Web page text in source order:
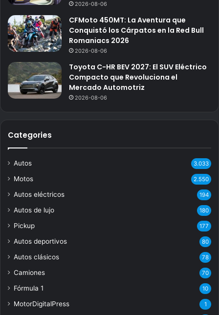
2026-08-06
CFMoto 450MT: La Aventura que
Conquistó los Cárpatos en la Red Bull
Romaniacs 2026
2026-08-06
Toyota C-HR BEV 2027: El SUV Eléctrico
Compacto que Revoluciona el
Mercado Automotriz
2026-08-06
Categories
Autos 3.033
Motos 2.550
Autos eléctricos 194
Autos de lujo 180
Pickup 177
Autos deportivos 80
Autos clásicos 78
Camiones 70
Fórmula 1 10
MotorDigitalPress 1